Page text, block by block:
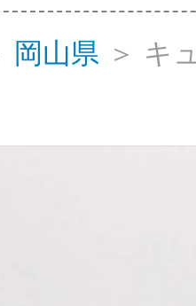
岡山県 ＞ キ